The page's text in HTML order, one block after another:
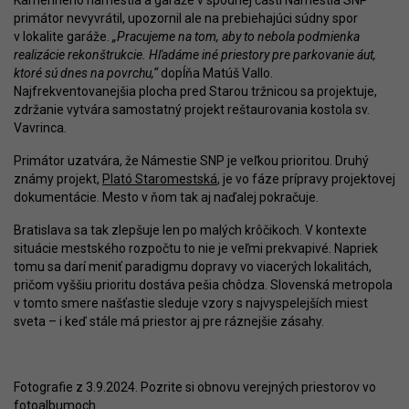
primátor nevyvrátil, upozornil ale na prebiehajúci súdny spor
v lokalite garáže. „Pracujeme na tom, aby to nebola podmienka
realizácie rekonštrukcie. Hľadáme iné priestory pre parkovanie áut,
ktoré sú dnes na povrchu,“dopĺňa Matúš Vallo.
Najfrekventovanejšia plocha pred Starou tržnicou sa projektuje,
zdržanie vytvára samostatný projekt reštaurovania kostola sv.
Vavrinca.
Primátor uzatvára, že Námestie SNP je veľkou prioritou. Druhý
známy projekt, Plató Staromestská, je vo fáze prípravy projektovej
dokumentácie. Mesto v ňom tak aj naďalej pokračuje.
Bratislava sa tak zlepšuje len po malých krôčikoch. V kontexte
situácie mestského rozpočtu to nie je veľmi prekvapivé. Napriek
tomu sa darí meniť paradigmu dopravy vo viacerých lokalitách,
pričom vyššiu prioritu dostáva pešia chôdza. Slovenská metropola
v tomto smere našťastie sleduje vzory s najvyspelejších miest
sveta – i keď stále má priestor aj pre ráznejšie zásahy.
Fotografie z 3.9.2024. Pozrite si obnovu verejných priestorov vo
fotoalbumoch